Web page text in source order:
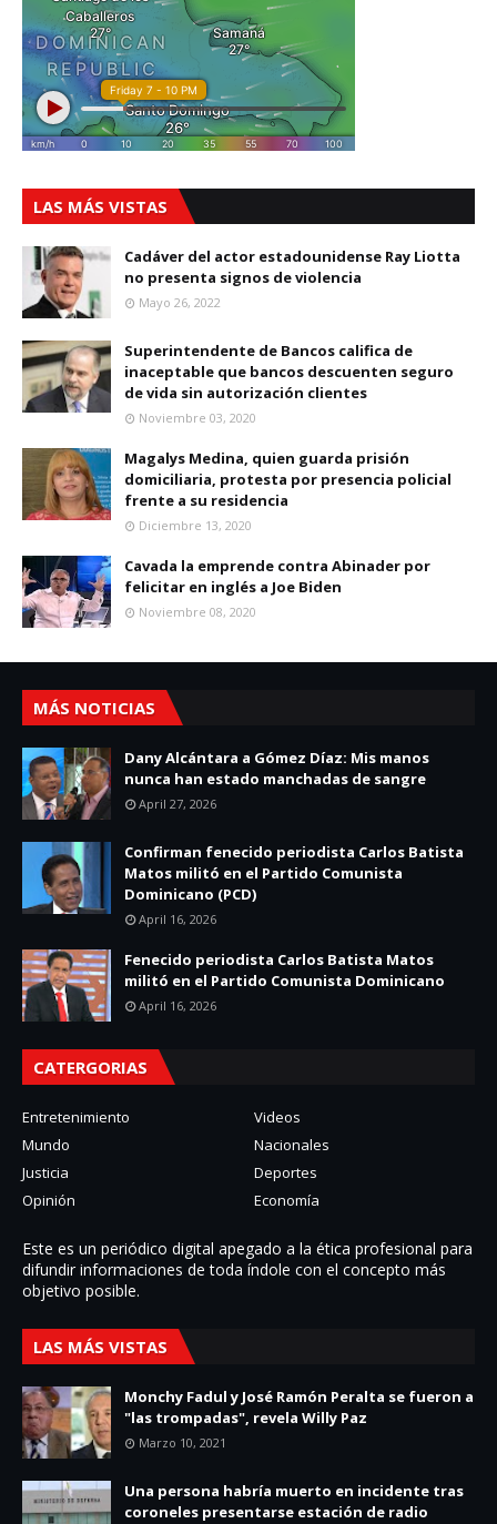
LAS MÁS VISTAS
Cadáver del actor estadounidense Ray Liotta
no presenta signos de violencia
Mayo 26, 2022
Superintendente de Bancos califica de
inaceptable que bancos descuenten seguro
de vida sin autorización clientes
Noviembre 03, 2020
Magalys Medina, quien guarda prisión
domiciliaria, protesta por presencia policial
frente a su residencia
Diciembre 13, 2020
Cavada la emprende contra Abinader por
felicitar en inglés a Joe Biden
Noviembre 08, 2020
MÁS NOTICIAS
Dany Alcántara a Gómez Díaz: Mis manos
nunca han estado manchadas de sangre
April 27, 2026
Confirman fenecido periodista Carlos Batista
Matos militó en el Partido Comunista
Dominicano (PCD)
April 16, 2026
Fenecido periodista Carlos Batista Matos
militó en el Partido Comunista Dominicano
April 16, 2026
CATERGORIAS
Entretenimiento
Videos
Mundo
Nacionales
Justicia
Deportes
Opinión
Economía
Este es un periódico digital apegado a la ética profesional para
difundir informaciones de toda í­ndole con el concepto más
objetivo posible.
LAS MÁS VISTAS
Monchy Fadul y José Ramón Peralta se fueron a
"las trompadas", revela Willy Paz
Marzo 10, 2021
Una persona habría muerto en incidente tras
coroneles presentarse estación de radio